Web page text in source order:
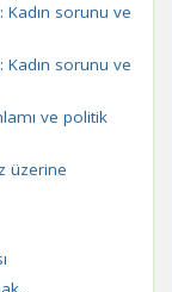
sorunu ve
sorunu ve
ve politik
üzerine